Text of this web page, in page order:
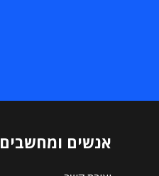
אנשים ומחשבים